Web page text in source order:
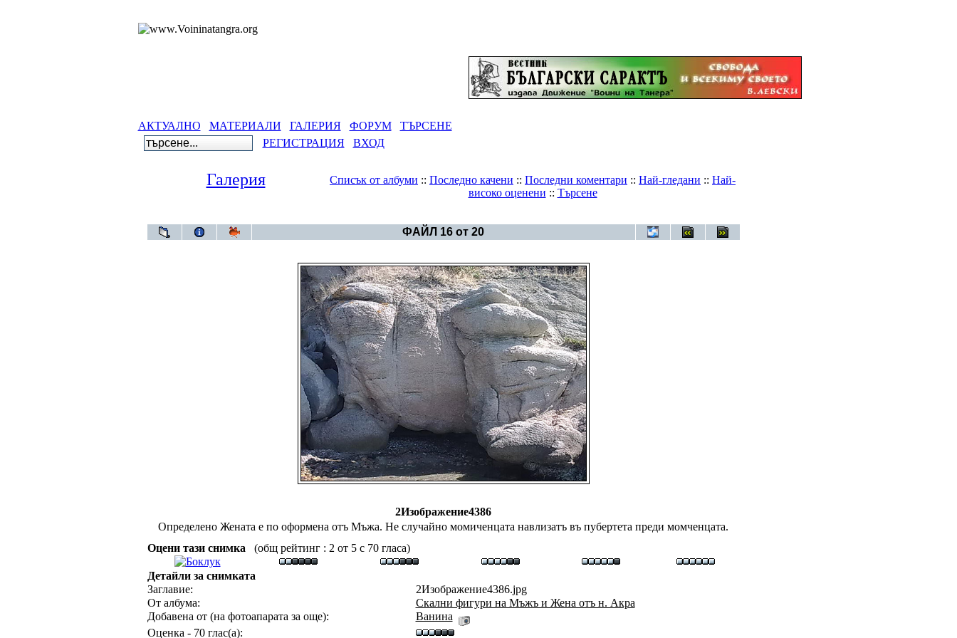
АКТУАЛНО МАТЕРИАЛИ ГАЛЕРИЯ ФОРУМ
ТЪРСЕНЕ
РЕГИСТРАЦИЯ
ВХОД
Галерия Списък от албуми :: Последно качени :: Последни коментари :: Най-гледани :: Най-
високо оценени :: Търсене
ФАЙЛ 16 от 20
2Изображение4386
Определено Жената е по оформена отъ Мъжа. Не случайно момиченцата навлизатъ въ пубертета преди момченцата.
Оцени тази снимка
(общ рейтинг : 2 от 5 с 70 гласа)
Детайли за снимката
Заглавие:
2Изображение4386.jpg
От албума:
Скални фигури на Мъжъ и Жена отъ н. Акра
Добавена от (на фотоапарата за още):
Ванина
Оценка - 70 глас(а):